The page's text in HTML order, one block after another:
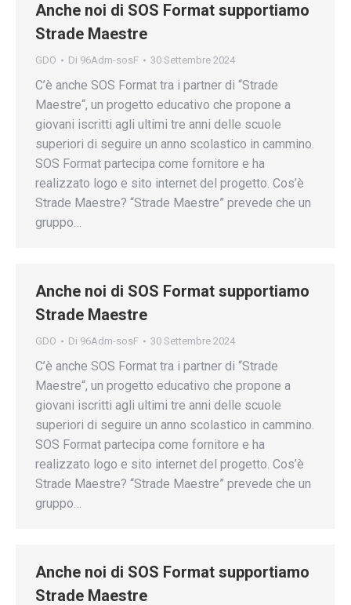
Anche noi di SOS Format supportiamo
Strade Maestre
GDO Di 96Adm-sosF 30 Settembre 2024
C’è anche SOS Format tra i partner di “Strade
Maestre“, un progetto educativo che propone a
giovani iscritti agli ultimi tre anni delle scuole
superiori di seguire un anno scolastico in cammino.
SOS Format partecipa come fornitore e ha
realizzato logo e sito internet del progetto. Cos’è
Strade Maestre? “Strade Maestre” prevede che un
gruppo…
Anche noi di SOS Format supportiamo
Strade Maestre
GDO Di 96Adm-sosF 30 Settembre 2024
C’è anche SOS Format tra i partner di “Strade
Maestre“, un progetto educativo che propone a
giovani iscritti agli ultimi tre anni delle scuole
superiori di seguire un anno scolastico in cammino.
SOS Format partecipa come fornitore e ha
realizzato logo e sito internet del progetto. Cos’è
Strade Maestre? “Strade Maestre” prevede che un
gruppo…
Anche noi di SOS Format supportiamo
Strade Maestre